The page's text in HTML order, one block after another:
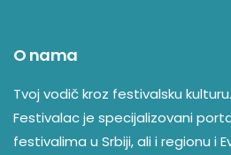
O nama
Tvoj vodič kroz festivalsku kulturu.
Festivalac je specijalizovani
festivalima u Srbiji, ali i regionu i